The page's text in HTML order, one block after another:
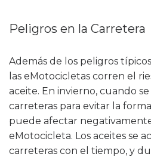
Peligros en la Carretera
Además de los peligros
las eMotocicletas corren el
aceite. En invierno, cuando
carreteras para evitar la
puede afectar
eMotocicleta. Los aceites se
carreteras con el tiempo, y